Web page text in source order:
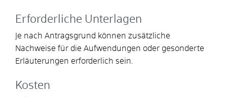
Erforderliche Unterlagen
Je nach Antragsgrund können zusätzliche
Nachweise für die Aufwendungen oder gesonderte
Erläuterungen erforderlich sein.
Kosten